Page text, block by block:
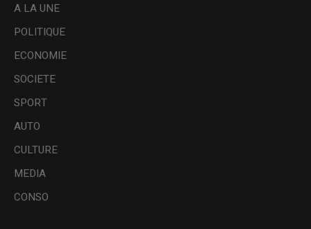
A LA UNE
POLITIQUE
ECONOMIE
SOCIETE
SPORT
AUTO
CULTURE
MEDIA
CONSO